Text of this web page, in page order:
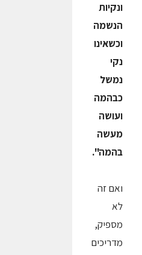
ונקיות
הנשמה
וכשאינו
נקי
נמשל
כבהמה
ועושה
מעשה
בהמה".
ואם זה
לא
מספיק,
מדריכים